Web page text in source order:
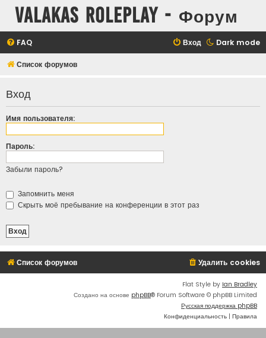
Valakas Roleplay - Форум
Dark mode
FAQ Вход
Список форумов
Вход
Имя пользователя:
Пароль:
Забыли пароль?
Запомнить меня
Скрыть моё пребывание на конференции в этот раз
Список форумов Удалить cookies
Flat Style by Ian Bradley
Создано на основе phpBB® Forum Software © phpBB Limited
Русская поддержка phpBB
Конфиденциальность | Правила